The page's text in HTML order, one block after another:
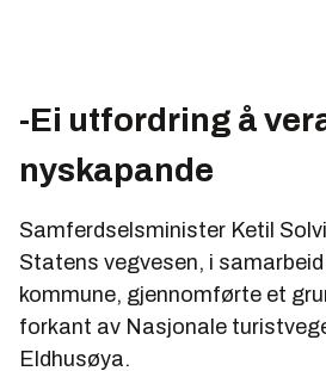
-Ei utfordring å
nyskapande
Samferdselsminister Ketil
Statens vegvesen, i
kommune, gjennomførte et
forkant av Nasjonale
Eldhusøya.